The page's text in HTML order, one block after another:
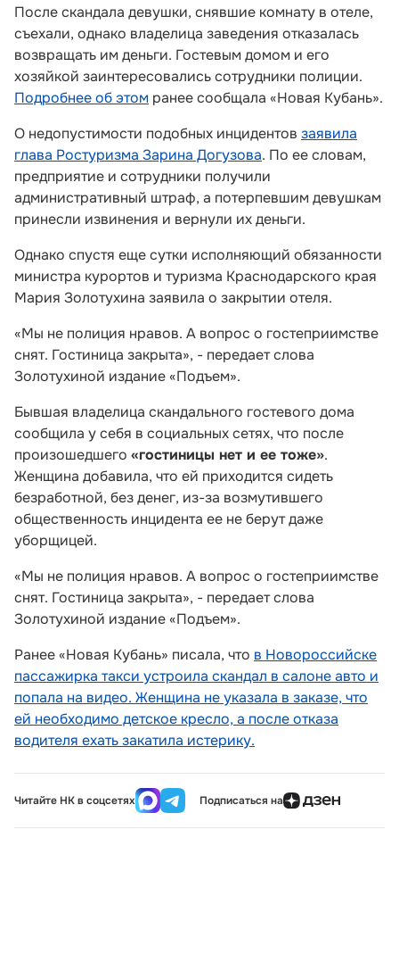
После скандала девушки, снявшие комнату в отеле,
съехали, однако владелица заведения отказалась
возвращать им деньги. Гостевым домом и его
хозяйкой заинтересовались сотрудники полиции.
Подробнее об этом ранее сообщала «Новая Кубань».
О недопустимости подобных инцидентов заявила
глава Ростуризма Зарина Догузова. По ее словам,
предприятие и сотрудники получили
административный штраф, а потерпевшим девушкам
принесли извинения и вернули их деньги.
Однако спустя еще сутки исполняющий обязанности
министра курортов и туризма Краснодарского края
Мария Золотухина заявила о закрытии отеля.
«Мы не полиция нравов. А вопрос о гостеприимстве
снят. Гостиница закрыта», - передает слова
Золотухиной издание «Подъем».
Бывшая владелица скандального гостевого дома
сообщила у себя в социальных сетях, что после
произошедшего «гостиницы нет и ее тоже».
Женщина добавила, что ей приходится сидеть
безработной, без денег, из-за возмутившего
общественность инцидента ее не берут даже
уборщицей.
«Мы не полиция нравов. А вопрос о гостеприимстве
снят. Гостиница закрыта», - передает слова
Золотухиной издание «Подъем».
Ранее «Новая Кубань» писала, что в Новороссийске
пассажирка такси устроила скандал в салоне авто и
попала на видео. Женщина не указала в заказе, что
ей необходимо детское кресло, а после отказа
водителя ехать закатила истерику.
Читайте НК в соцсетях Подписаться на